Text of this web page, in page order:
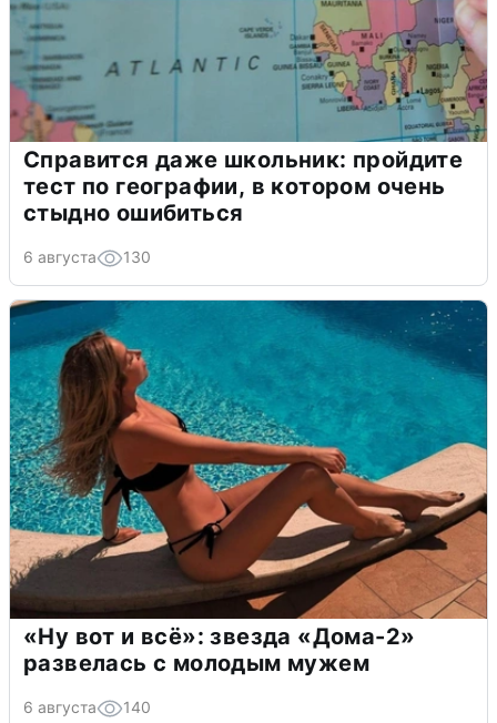
Справится даже школьник: пройдите
тест по географии, в котором очень
стыдно ошибиться
6 августа 130
«Ну вот и всё»: звезда «Дома-2»
развелась с молодым мужем
6 августа 140